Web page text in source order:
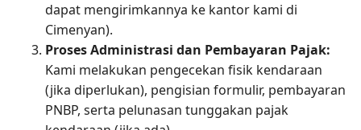
dapat mengirimkannya ke kantor kami di
Cimenyan).
Proses Administrasi dan Pembayaran Pajak:
Kami melakukan pengecekan fisik kendaraan
(jika diperlukan), pengisian formulir, pembayaran
PNBP, serta pelunasan tunggakan pajak